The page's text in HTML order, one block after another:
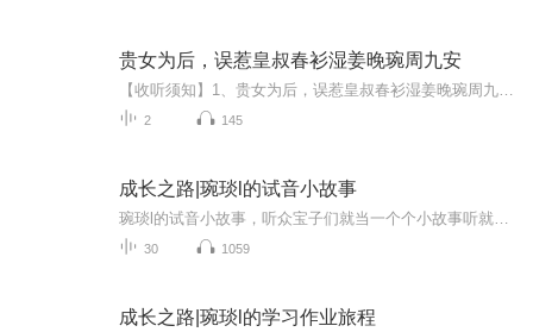
贵女为后，误惹皇叔春衫湿姜晚琬周九安
2 145
成长之路|琬琰l的试音小故事
30 1059
成长之路|琬琰l的学习作业旅程